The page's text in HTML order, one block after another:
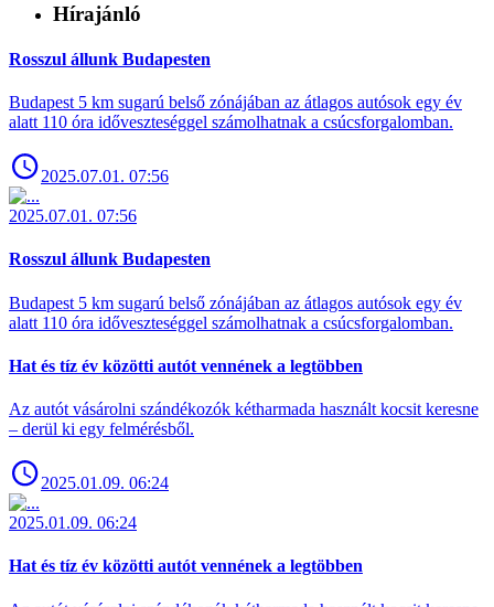
Hírajánló
Rosszul állunk Budapesten
Budapest 5 km sugarú belső zónájában az átlagos autósok egy év
alatt 110 óra időveszteséggel számolhatnak a csúcsforgalomban.
2025.07.01. 07:56
2025.07.01. 07:56
Rosszul állunk Budapesten
Budapest 5 km sugarú belső zónájában az átlagos autósok egy év
alatt 110 óra időveszteséggel számolhatnak a csúcsforgalomban.
Hat és tíz év közötti autót vennének a legtöbben
Az autót vásárolni szándékozók kétharmada használt kocsit keresne
– derül ki egy felmérésből.
2025.01.09. 06:24
2025.01.09. 06:24
Hat és tíz év közötti autót vennének a legtöbben